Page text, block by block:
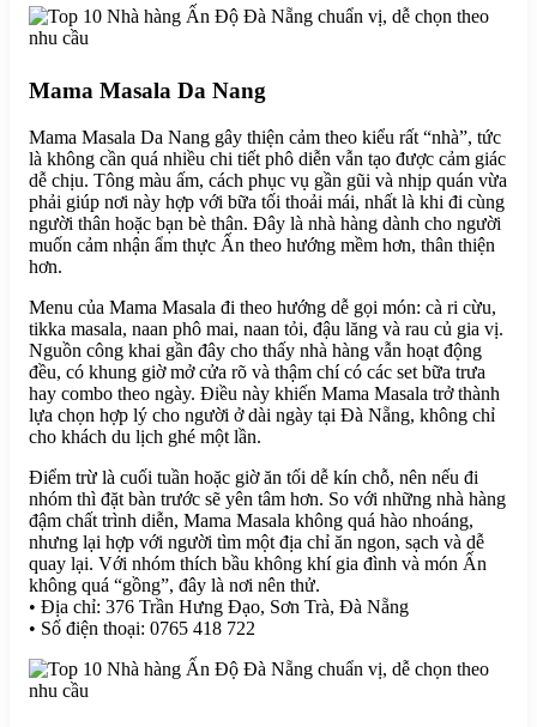
Mama Masala Da Nang
Mama Masala Da Nang gây thiện cảm theo kiểu rất “nhà”, tức
là không cần quá nhiều chi tiết phô diễn vẫn tạo được cảm giác
dễ chịu. Tông màu ấm, cách phục vụ gần gũi và nhịp quán vừa
phải giúp nơi này hợp với bữa tối thoải mái, nhất là khi đi cùng
người thân hoặc bạn bè thân. Đây là nhà hàng dành cho người
muốn cảm nhận ẩm thực Ấn theo hướng mềm hơn, thân thiện
hơn.
Menu của Mama Masala đi theo hướng dễ gọi món: cà ri cừu,
tikka masala, naan phô mai, naan tỏi, đậu lăng và rau củ gia vị.
Nguồn công khai gần đây cho thấy nhà hàng vẫn hoạt động
đều, có khung giờ mở cửa rõ và thậm chí có các set bữa trưa
hay combo theo ngày. Điều này khiến Mama Masala trở thành
lựa chọn hợp lý cho người ở dài ngày tại Đà Nẵng, không chỉ
cho khách du lịch ghé một lần.
Điểm trừ là cuối tuần hoặc giờ ăn tối dễ kín chỗ, nên nếu đi
nhóm thì đặt bàn trước sẽ yên tâm hơn. So với những nhà hàng
đậm chất trình diễn, Mama Masala không quá hào nhoáng,
nhưng lại hợp với người tìm một địa chỉ ăn ngon, sạch và dễ
quay lại. Với nhóm thích bầu không khí gia đình và món Ấn
không quá “gồng”, đây là nơi nên thử.
• Địa chỉ: 376 Trần Hưng Đạo, Sơn Trà, Đà Nẵng
• Số điện thoại: 0765 418 722